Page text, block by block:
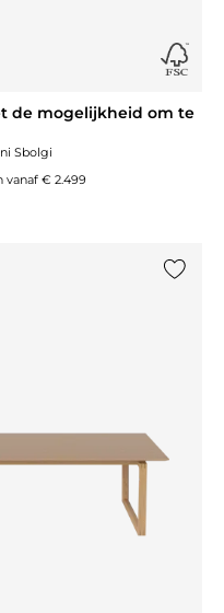
de mogelijkheid om te
Sbolgi
vanaf€ 2.499